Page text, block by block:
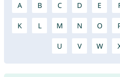
A B C D E
K L M N O
U V W